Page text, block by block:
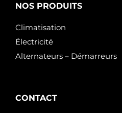
NOS PRODUITS
Climatisation
Électricité
Alternateurs – Démarreurs
CONTACT